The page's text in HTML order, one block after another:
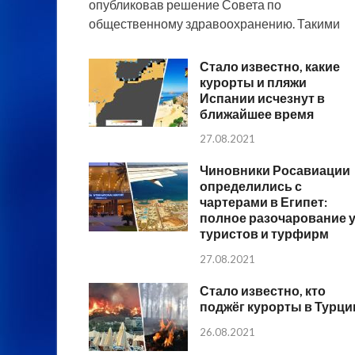
опубликовав решение Совета по
общественному здравоохранению. Такими
Стало известно, какие
курорты и пляжи
Испании исчезнут в
ближайшее время
27.08.2021
Чиновники Росавиации
определились с
чартерами в Египет:
полное разочарование у
туристов и турфирм
27.08.2021
Стало известно, кто
поджёг курорты в
26.08.2021